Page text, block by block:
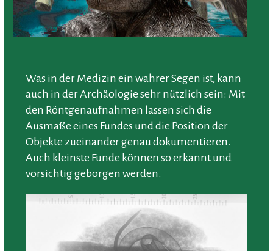
Was in der Medizin ein wahrer Segen ist, kann
auch in der Archäologie sehr nützlich sein: Mit
den Röntgenaufnahmen lassen sich die
Ausmaße eines Fundes und die Position der
Objekte zueinander genau dokumentieren.
Auch kleinste Funde können so erkannt und
vorsichtig geborgen werden.